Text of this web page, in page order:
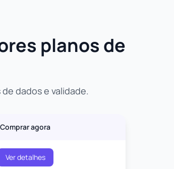
planos de
dados e validade.
Comprar agora
Ver detalhes